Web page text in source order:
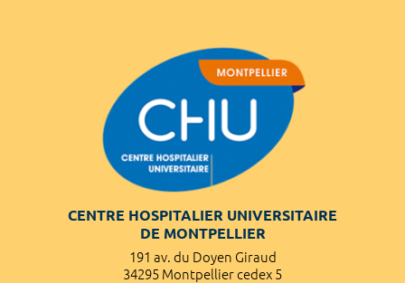
CENTRE HOSPITALIER UNIVERSITAIRE
DE MONTPELLIER
191 av. du Doyen Giraud
34295 Montpellier cedex 5